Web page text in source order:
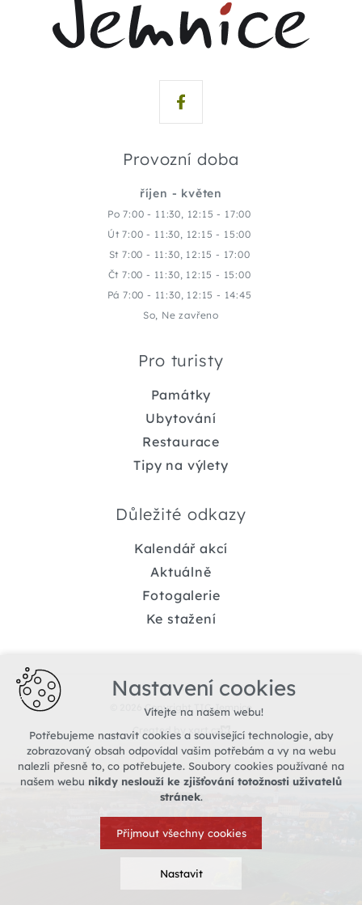
Provozní doba
říjen - květen
Po 7:00 - 11:30, 12:15 - 17:00
Út 7:00 - 11:30, 12:15 - 15:00
St 7:00 - 11:30, 12:15 - 17:00
Čt 7:00 - 11:30, 12:15 - 15:00
Pá 7:00 - 11:30, 12:15 - 14:45
So, Ne zavřeno
Pro turisty
Památky
Ubytování
Restaurace
Tipy na výlety
Důležité odkazy
Kalendář akcí
Aktuálně
Fotogalerie
Ke stažení
© 2026 Copyright TIC Jemnice
Created by xart.cz
Nastavení cookies
Vítejte na našem webu!
Potřebujeme nastavit cookies a související technologie, aby
zobrazovaný obsah odpovídal vašim potřebám a vy na webu
nalezli přesně to, co potřebujete. Soubory cookies používané na
našem webu nikdy neslouží ke zjišťování totožnosti uživatelů
stránek.
Přijmout všechny cookies
Nastavit